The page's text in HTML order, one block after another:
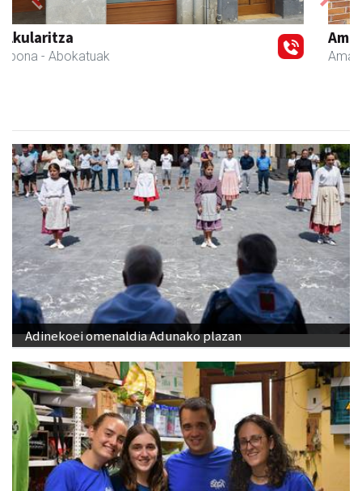
Amane
Amasa-Villabona
Previous Next
Adinekoei omenaldia Adunako plazan